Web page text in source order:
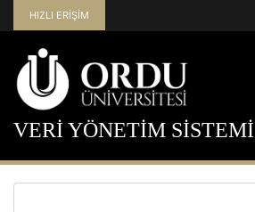
HIZLI ERİŞİM
VERİ YÖNETİM SİSTEMİ